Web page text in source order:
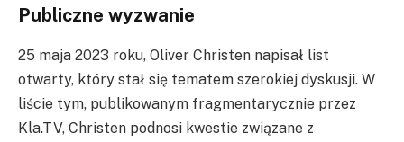
Publiczne wyzwanie
25 maja 2023 roku, Oliver Christen napisał list
otwarty, który stał się tematem szerokiej dyskusji. W
liście tym, publikowanym fragmentarycznie przez
Kla.TV, Christen podnosi kwestie związane z